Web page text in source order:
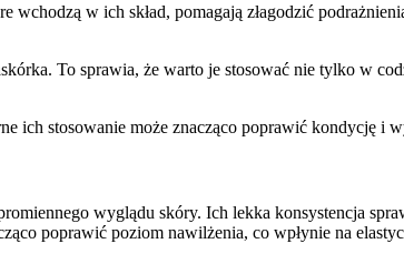
wchodzą w ich skład, pomagają złagodzić
To sprawia, że warto je stosować nie tylko w
ich stosowanie może znacząco poprawić kondycję i
wyglądu skóry. Ich lekka konsystencja
poprawić poziom nawilżenia, co wpłynie na